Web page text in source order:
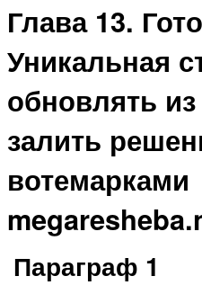
Глава 13.
Уникальная
обновлять
залить
вотемарками
Параграф 1